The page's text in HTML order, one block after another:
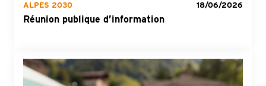
ALPES 2030 18/06/2026
Réunion publique d’information